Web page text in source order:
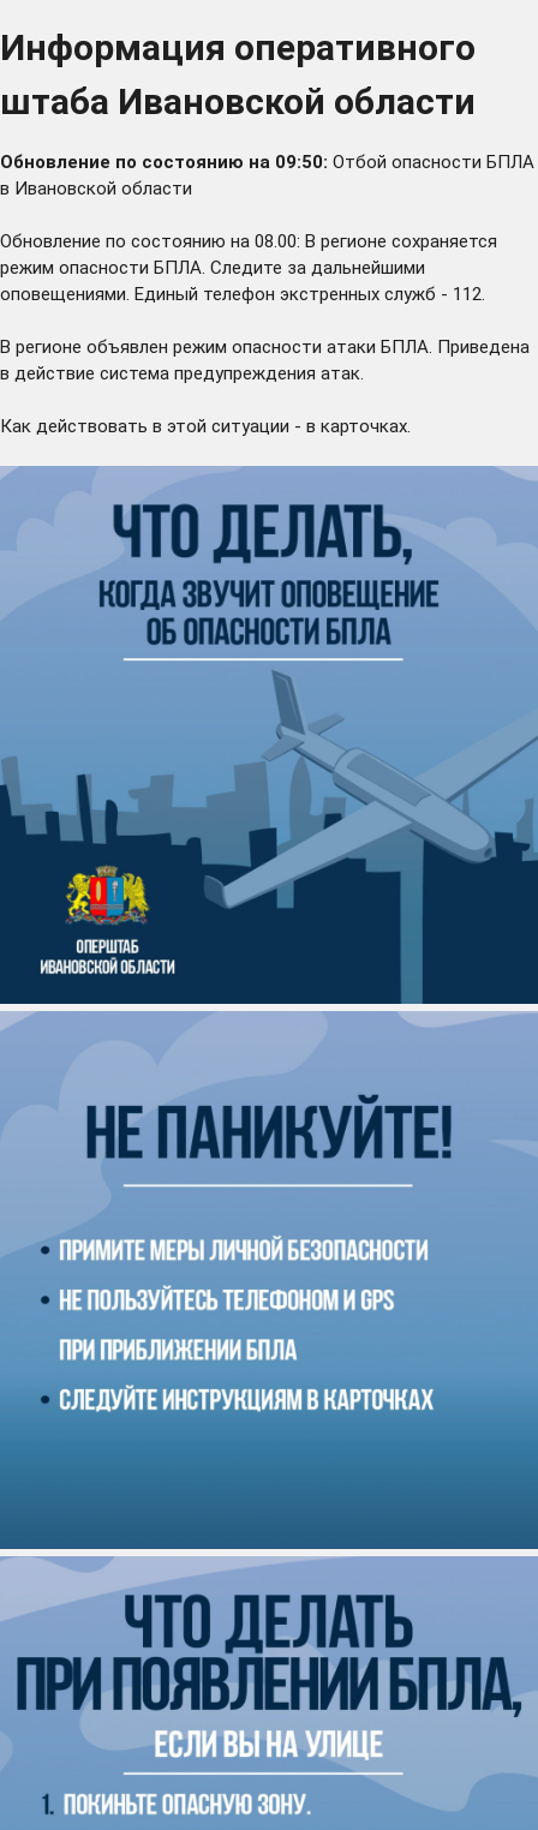
Информация оперативного
штаба Ивановской области
Обновление по состоянию на 09:50: Отбой опасности БПЛА
в Ивановской области
Обновление по состоянию на 08.00: В регионе сохраняется
режим опасности БПЛА. Следите за дальнейшими
оповещениями. Единый телефон экстренных служб - 112.
В регионе объявлен режим опасности атаки БПЛА. Приведена
в действие система предупреждения атак.
Как действовать в этой ситуации - в карточках.